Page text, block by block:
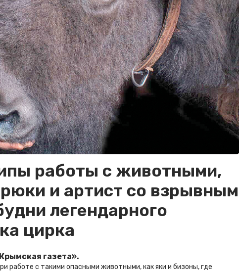
работы с животными,
и артист со взрывным
легендарного
цирка
газета».
работе с такими опасными животными, как яки и бизоны, где